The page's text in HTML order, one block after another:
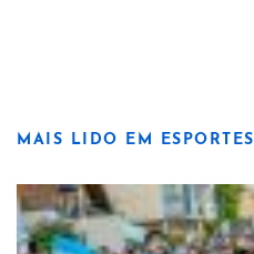
MAIS LIDO EM ESPORTES